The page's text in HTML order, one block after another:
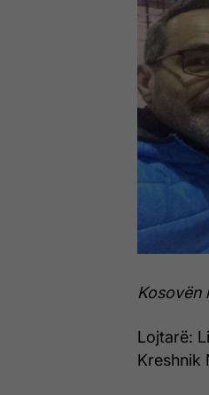
Kosovën
Lojtarë:
Kreshnik